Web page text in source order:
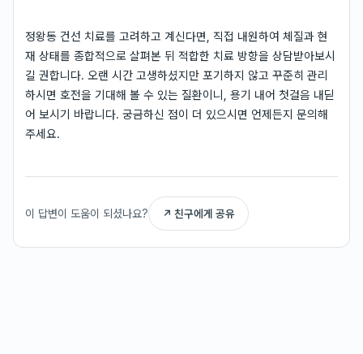
정왕동 건선 치료를 고려하고 계신다면, 직접 내원하여 체질과 현
재 상태를 종합적으로 살펴본 뒤 적합한 치료 방향을 상담받아보시
길 권합니다. 오랜 시간 고생하셨지만 포기하지 않고 꾸준히 관리
하시면 호전을 기대해 볼 수 있는 질환이니, 용기 내어 첫걸음 내딛
어 보시기 바랍니다. 궁금하신 점이 더 있으시면 언제든지 문의해
주세요.
이 답변이 도움이 되셨나요? ↗ 친구에게 공유